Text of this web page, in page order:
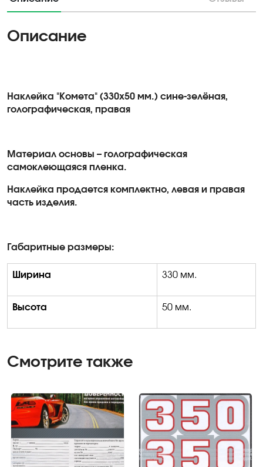
Описание
Наклейка "Комета" (330х50 мм.) сине-зелёная,
голографическая, правая
Материал основы – голографическая
самоклеющаяся пленка.
Наклейка продается комплектно, левая и правая
часть изделия.
Габаритные размеры:
Ширина 330 мм.
Высота 50 мм.
Смотрите также